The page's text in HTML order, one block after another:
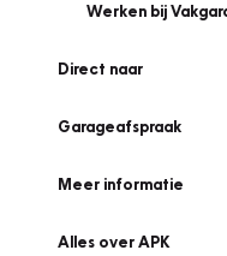
Werken bij
Direct naar
Garageafspraak
Meer informatie
Alles over APK